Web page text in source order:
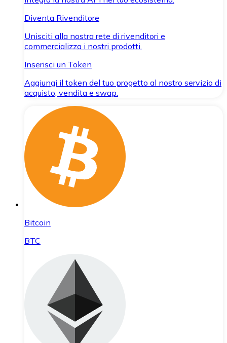
Diventa Rivenditore
Unisciti alla nostra rete di rivenditori e
commercializza i nostri prodotti.
Inserisci un Token
Aggiungi il token del tuo progetto al nostro servizio di
acquisto, vendita e swap.
Bitcoin
BTC